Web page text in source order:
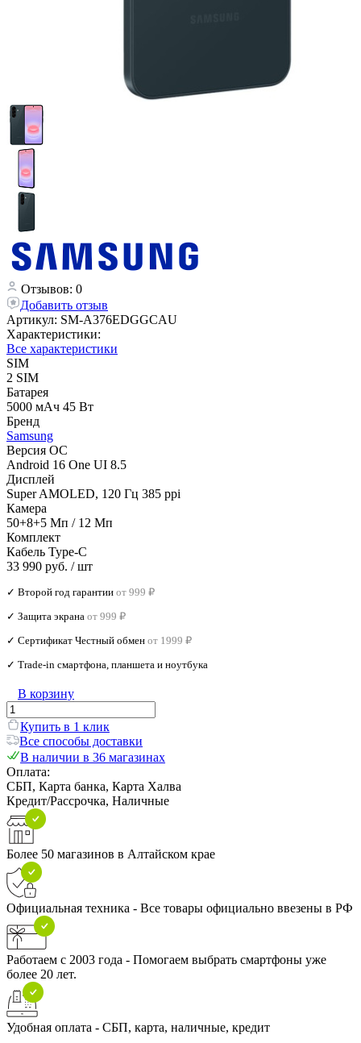
Отзывов: 0
Добавить отзыв
Артикул: SM-A376EDGGCAU
Характеристики:
Все характеристики
SIM
2 SIM
Батарея
5000 мАч 45 Вт
Бренд
Samsung
Версия ОС
Android 16 One UI 8.5
Дисплей
Super AMOLED, 120 Гц 385 ppi
Камера
50+8+5 Мп / 12 Мп
Комплект
Кабель Type-C
33 990 руб. / шт
✓ Второй год гарантии от 999 ₽
✓ Защита экрана от 999 ₽
✓ Сертификат Честный обмен от 1999 ₽
✓ Trade‑in смартфона, планшета и ноутбука
В корзину
Купить в 1 клик
Все способы доставки
В наличии в 36 магазинах
Оплата:
СБП, Карта банка, Карта Халва
Кредит/Рассрочка, Наличные
Более 50 магазинов в Алтайском крае
Официальная техника - Все товары официально ввезены в РФ
Работаем с 2003 года - Помогаем выбрать смартфоны уже
более 20 лет.
Удобная оплата - СБП, карта, наличные, кредит